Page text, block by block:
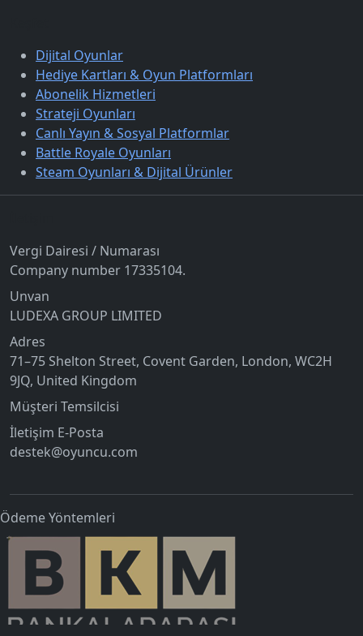
Dijital Oyunlar
Hediye Kartları & Oyun Platformları
Abonelik Hizmetleri
Strateji Oyunları
Canlı Yayın & Sosyal Platformlar
Battle Royale Oyunları
Steam Oyunları & Dijital Ürünler
Vergi Dairesi / Numarası
Company number 17335104.
Unvan
LUDEXA GROUP LIMITED
Adres
71–75 Shelton Street, Covent Garden, London, WC2H
9JQ, United Kingdom
Müşteri Temsilcisi
İletişim E-Posta
destek@oyuncu.com
Ödeme Yöntemleri